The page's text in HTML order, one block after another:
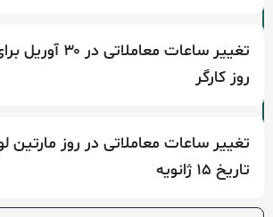
تغییر ساعات معاملاتی در ۳۰ آوریل برای
ساعات معاملاتی در روز مارتین لوتر